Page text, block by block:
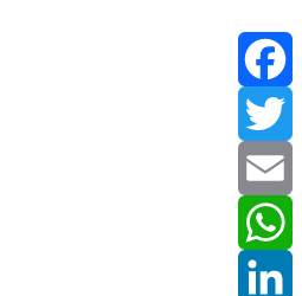
Facebook
Twitter
Email
WhatsApp